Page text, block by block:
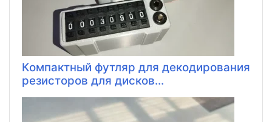
Компактный футляр для декодирования
резисторов для дисков...